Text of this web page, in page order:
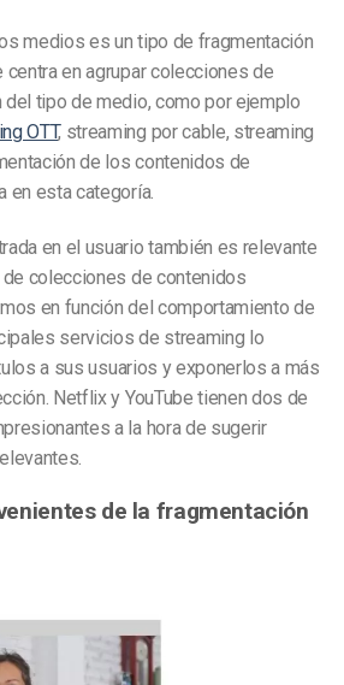
medios es un tipo de fragmentación
centra en agrupar colecciones de
tipo de medio, como por ejemplo
OTT, streaming por cable, streaming
de los contenidos de
en esta categoría.
en el usuario también es relevante
colecciones de contenidos
en función del comportamiento de
servicios de streaming lo
a sus usuarios y exponerlos a más
Netflix y YouTube tienen dos de
a la hora de sugerir
de la fragmentación